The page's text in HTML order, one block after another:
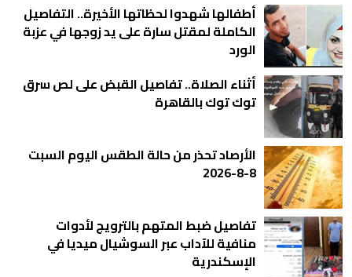
أطفالها شهدوا لحظاتها الأخيرة.. التفاصيل
الكاملة لمقتل سارة على يد زوجها في عزبة
الورد
أثناء الصلاة.. تفاصيل القبض على لص سرق
توك توك بالقاهرة
الأرصاد تحذر من حالة الطقس اليوم السبت
8-8-2026
تفاصيل ضبط المتهم بالترويج لأدوات
منافية للآداب عبر السوشيال ميديا في
الإسكندرية